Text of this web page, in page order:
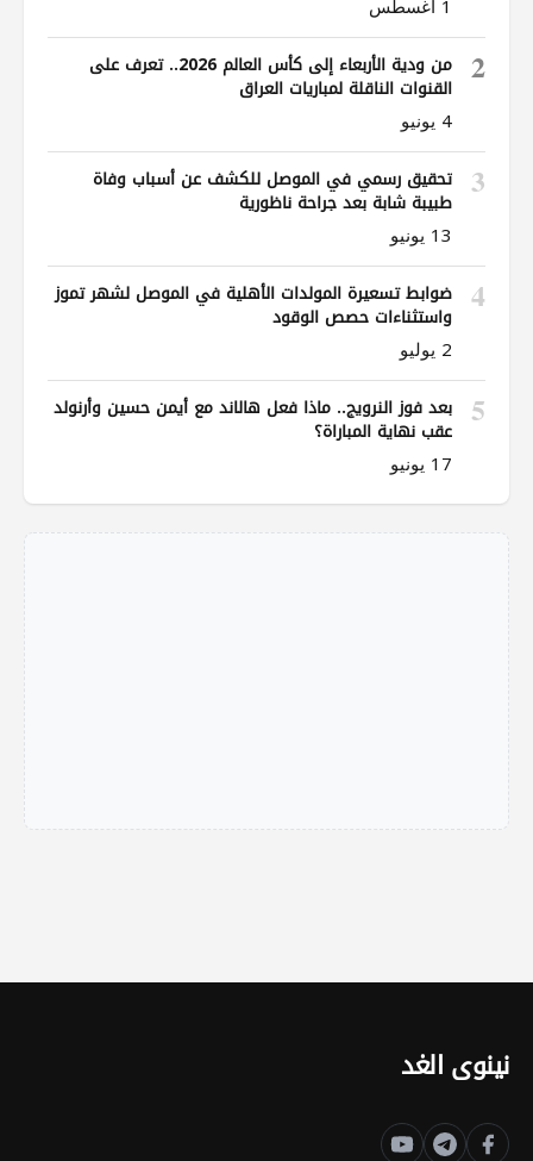
1 أغسطس
2 من ودية الأربعاء إلى كأس العالم 2026.. تعرف على
القنوات الناقلة لمباريات العراق
4 يونيو
3 تحقيق رسمي في الموصل للكشف عن أسباب وفاة
طبيبة شابة بعد جراحة ناظورية
13 يونيو
4 ضوابط تسعيرة المولدات الأهلية في الموصل لشهر تموز
واستثناءات حصص الوقود
2 يوليو
5 بعد فوز النرويج.. ماذا فعل هالاند مع أيمن حسين وأرنولد
عقب نهاية المباراة؟
17 يونيو
نينوى الغد